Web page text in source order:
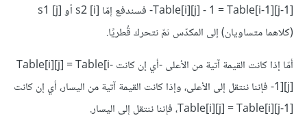
Table[‎i][j] - 1 = Table[i-1][j-1]‎‎- فسندفع إمّا [‎i]s2 ‎‎ أو s1 [j]‎‎
(كلاهما متساويان) إلى المكدّس ثمّ نتحرك قُطريًا.
أمّا إذا كانت القيمة آتية من الأعلى -أي إن كانت Table[‎i][j] = Table[i-
1][j]‎‎- فإننا ننتقل إلى الأعلى، وإذا كانت القيمة آتية من اليسار، أي إن كانت
Table[‎i][j] = Table[‎i][j-1]‎‎، فإننا ننتقل إلى اليسار.